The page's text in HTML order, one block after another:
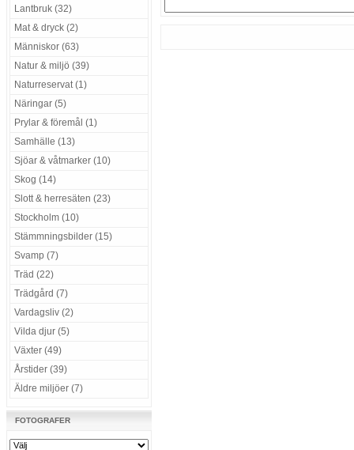
Lantbruk (32)
Mat & dryck (2)
Människor (63)
Natur & miljö (39)
Naturreservat (1)
Näringar (5)
Prylar & föremål (1)
Samhälle (13)
Sjöar & våtmarker (10)
Skog (14)
Slott & herresäten (23)
Stockholm (10)
Stämmningsbilder (15)
Svamp (7)
Träd (22)
Trädgård (7)
Vardagsliv (2)
Vilda djur (5)
Växter (49)
Årstider (39)
Äldre miljöer (7)
FOTOGRAFER